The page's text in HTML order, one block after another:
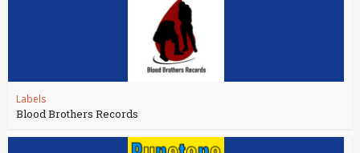
Labels
Blood Brothers Records